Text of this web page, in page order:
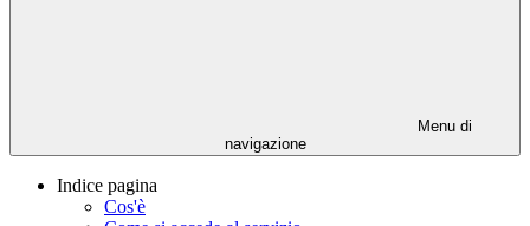
Menu di
navigazione
Indice pagina
Cos'è